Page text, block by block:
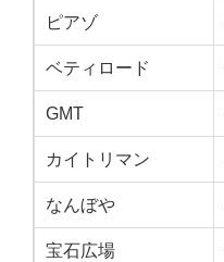
ピアゾ
ベティロード
GMT
カイトリマン
なんぼや
宝石広場